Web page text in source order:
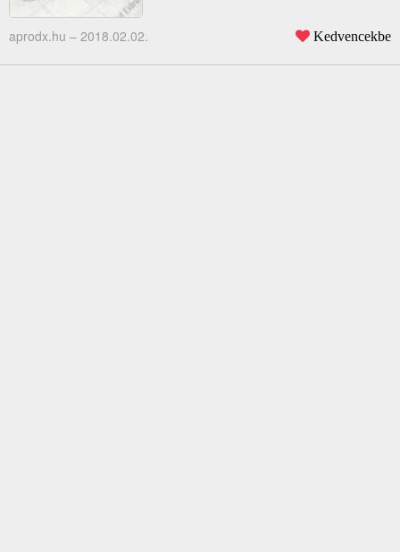
aprodx.hu – 2018.02.02. Kedvencekbe